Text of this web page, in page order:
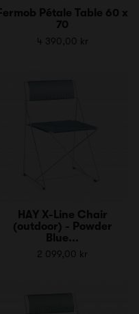
Fermob Pétale Table 60 x
70
4 390,00 kr
HAY X-Line Chair
(outdoor) - Powder
Blue...
2 099,00 kr